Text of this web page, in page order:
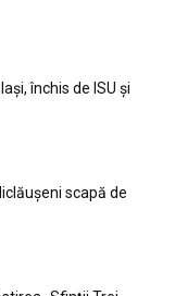
închis de ISU și
scapă de